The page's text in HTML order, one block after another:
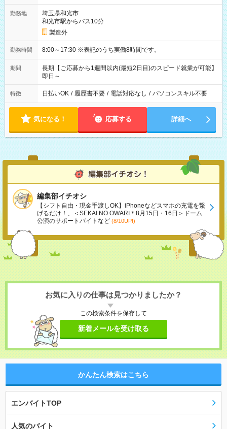
勤務地
埼玉県和光市
和光市駅からバス10分
製造外
勤務時間 8:00～17:30 ※表記のうち実働8時間です。
期間
長期【ご応募から1週間以内(最短2日目)のスピード就業が可能】
即日～
特徴 日払いOK / 履歴書不要 / 電話対応なし / パソコンスキル不要
気になる！ 応募する 詳細へ
編集部イチオシ
【シフト自由・現金手渡しOK】iPhoneなどスマホの充電を繋
げるだけ！、＜SEKAI NO OWARI＊8月15日・16日＞ドーム
公演のサポートバイトなど (8/10UP!)
お気に入りの仕事は見つかりましたか？
この検索条件を保存して
新着メールを受け取る
かんたん検索はこちら
エンバイトTOP
人気のバイト